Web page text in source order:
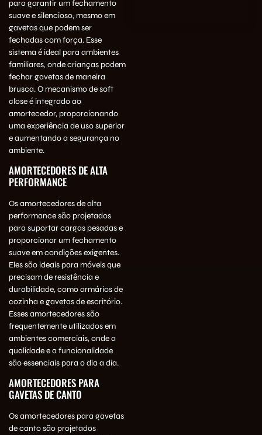
para garantir um fechamento
suave e silencioso, mesmo em
gavetas que podem ser
fechadas com força. Esse
sistema é ideal para ambientes
familiares, onde crianças podem
fechar gavetas de maneira
brusca. O mecanismo de soft
close é integrado ao
amortecedor, proporcionando
uma experiência de uso superior
e aumentando a segurança no
ambiente.
AMORTECEDORES DE ALTA
PERFORMANCE
Os amortecedores de alta
performance são projetados
para suportar cargas pesadas e
proporcionar um fechamento
suave em condições exigentes.
Eles são ideais para móveis que
precisam de resistência e
durabilidade, como armários de
cozinha e gavetas de escritório.
Esses amortecedores são
frequentemente utilizados em
ambientes comerciais, onde a
qualidade e a funcionalidade
são essenciais para o dia a dia.
AMORTECEDORES PARA
GAVETAS DE CANTO
Os amortecedores para gavetas
de canto são projetados